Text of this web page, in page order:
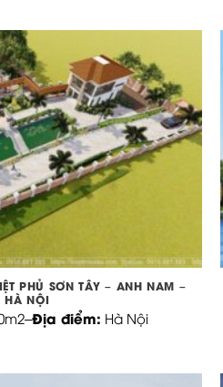
PHỦ SƠN TÂY – ANH NAM –
HÀ NỘI
–Địa điểm: Hà Nội